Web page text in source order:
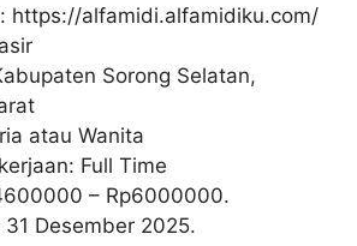
https://alfamidi.alfamidiku.com/
Sorong Selatan,
atau Wanita
Full Time
– Rp6000000.
31 Desember 2025.